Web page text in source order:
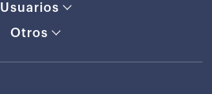
Usuarios
Otros